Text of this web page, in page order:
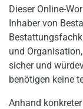
Dieser Online-
Inhaber von
und
sicher und
benötigen keine
Anhand